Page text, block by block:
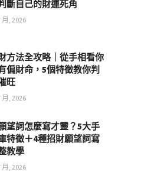
斷自己的財運死角
月, 2026
方法全攻略｜從手相看你
偏財命，5個特徵教你判
旺
月, 2026
望詞怎麼寫才靈？5大手
特徵＋4種招財願望詞寫
教學
月, 2026